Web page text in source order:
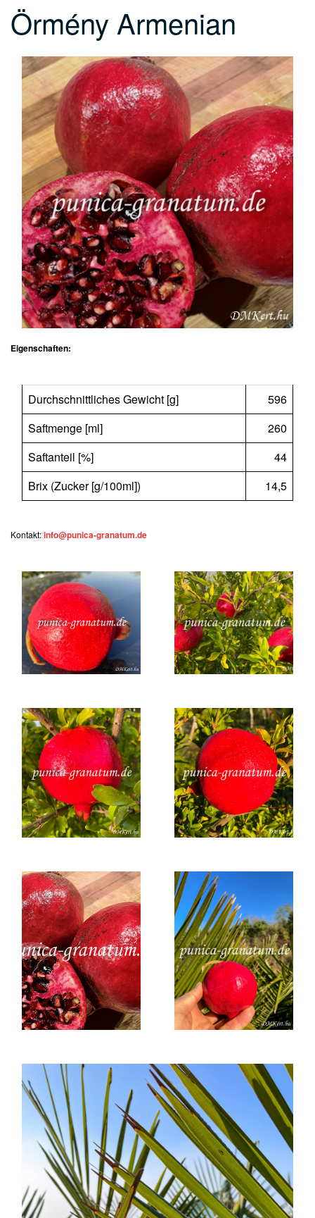
Örmény Armenian
Eigenschaften:
Durchschnittliches Gewicht [g]
596
Saftmenge [ml]
260
Saftanteil [%]
44
Brix (Zucker [g/100ml])
14,5
Kontakt:info@punica-granatum.de